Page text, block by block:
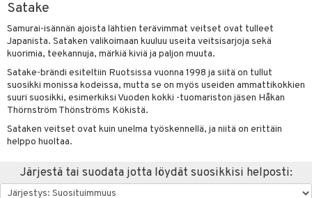
Satake
Samurai-isännän ajoista lähtien terävimmat veitset ovat tulleet
Japanista. Sataken valikoimaan kuuluu useita veitsisarjoja sekä
kuorimia, teekannuja, märkiä kiviä ja paljon muuta.
Satake-brändi esiteltiin Ruotsissa vuonna 1998 ja siitä on tullut
suosikki monissa kodeissa, mutta se on myös useiden ammattikokkien
suuri suosikki, esimerkiksi Vuoden kokki -tuomariston jäsen Håkan
Thörnström Thönströms Kökistä.
Sataken veitset ovat kuin unelma työskennellä, ja niitä on erittäin
helppo huoltaa.
Järjestä tai suodata jotta löydät suosikkisi helposti:
& Sähkövatkaimet
& Cocktailasit
& Aveclasit
& Konjakkilasit
lautaset
Kattilat
Maustemyllyt
/ Outdoor
& Tyynyliinat
& Peitot
& Korit
& Veistokset
Art
& Lyhdyt
& Hyllyt
& Koukut
& Korit
tekstiilit
tekstiilit
tekstiilit
hyönteissuoja
ruokinta
& Lyhdyt
& vastauksia